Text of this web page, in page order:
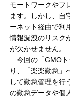
モートワークやフ
ます。しかし、自
ーネット経由で利
情報漏洩のリスク
が欠かせません。
今回の「GMOト
り、「楽楽勤怠」
して勤怠管理を行
の勤怠データや個